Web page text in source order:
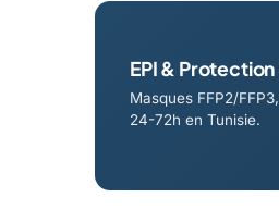
EPI &
Masques FFP2/
24-72h en Tunisie.